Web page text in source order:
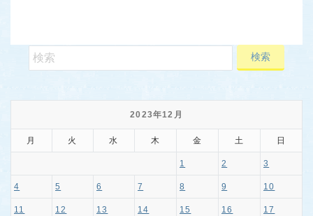
2023年12月
月 火 水 木 金 土 日
1 2 3
4 5 6 7 8 9 10
11 12 13 14 15 16 17